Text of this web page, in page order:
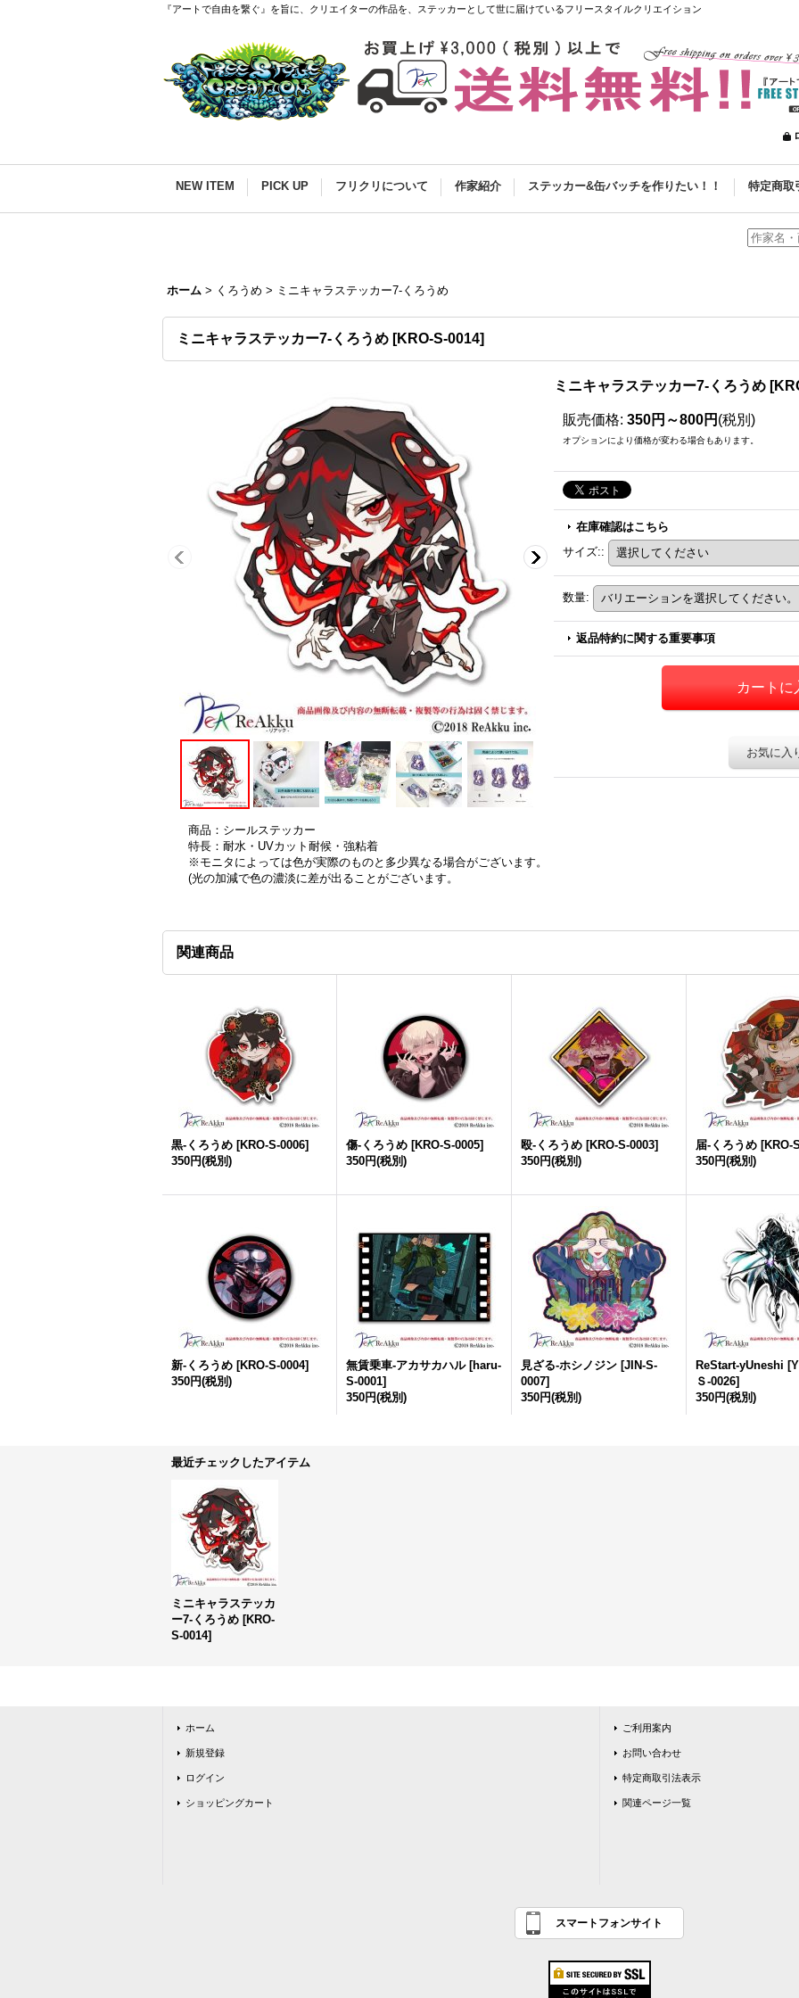
『アートで自由を繋ぐ』を旨に、クリエイターの作品を、ステッカーとして世に届けているフリースタイルクリエイション
NEW ITEM PICK UP フリクリについて 作家紹介 ステッカー&缶バッチを作りたい！！ 特定商取
ホーム > くろうめ > ミニキャラステッカー7-くろうめ
ミニキャラステッカー7-くろうめ [KRO-S-0014]
ミニキャラステッカー7-くろうめ [
販売価格: 350円～800円 (税別)
オプションにより価格が変わる場合もあります。
在庫確認はこちら
サイズ::
数量:
返品特約に関する重要事項
お気に入
商品：シールステッカー
特長：耐水・UVカット耐候・強粘着
※モニタによっては色が実際のものと多少異なる場合がございます。
(光の加減で色の濃淡に差が出ることがございます。
関連商品
黒-くろうめ [KRO-S-0006]
350円(税別)
傷-くろうめ [KRO-S-0005]
350円(税別)
殴-くろうめ [KRO-S-0003]
350円(税別)
届-くろうめ [KRO-
350円(税別)
新-くろうめ [KRO-S-0004]
350円(税別)
無賃乗車-アカサカハル [haru-
S-0001]
350円(税別)
見ざる-ホシノジン [JIN-S-
0007]
350円(税別)
ReStart-yUneshi [
Ｓ-0026]
350円(税別)
最近チェックしたアイテム
ミニキャラステッカ
ー7-くろうめ [KRO-
S-0014]
ホーム
新規登録
ログイン
ショッピングカート
ご利用案内
お問い合わせ
特定商取引法表示
関連ページ一覧
スマートフォンサイト